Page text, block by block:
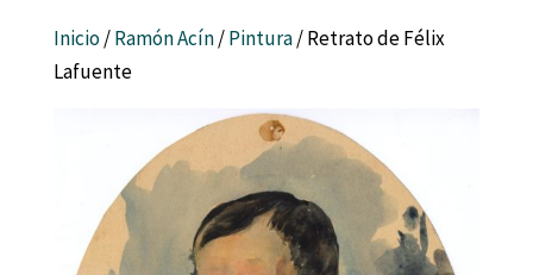
Inicio/Ramón Acín/Pintura/ Retrato de Félix
Lafuente